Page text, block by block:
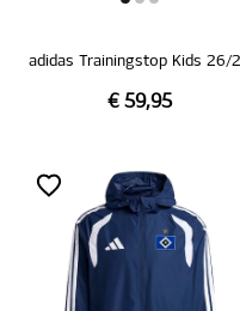
adidas Trainingstop Kids 26/
€ 59,95